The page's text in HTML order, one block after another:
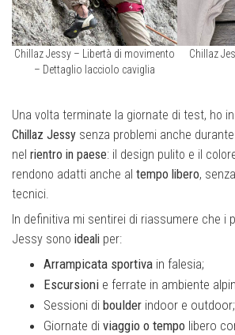
Chillaz Jessy – Libertà di movimento
– Dettaglio lacciolo caviglia
Chillaz
Una volta terminate la giornate di test, ho
Chillaz Jessy senza problemi anche
nel rientro in paese: il design pulito e il
rendono adatti anche al tempo libero,
tecnici.
In definitiva mi sentirei di riassumere che i
Jessy sono ideali per:
Arrampicata sportiva in falesia;
Escursioni e ferrate in ambiente
Sessioni di boulder indoor e outdoor;
Giornate di viaggio o tempo libero